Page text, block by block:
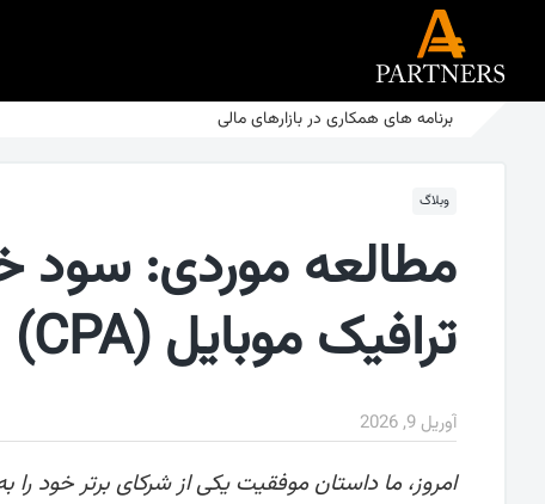
برنامه های همکاری در بازارهای مالی
وبلاگ
ترافیک موبایل (CPA)
آوریل 9, 2026
امروز، ما داستان موفقیت یکی از شرکای برتر خود